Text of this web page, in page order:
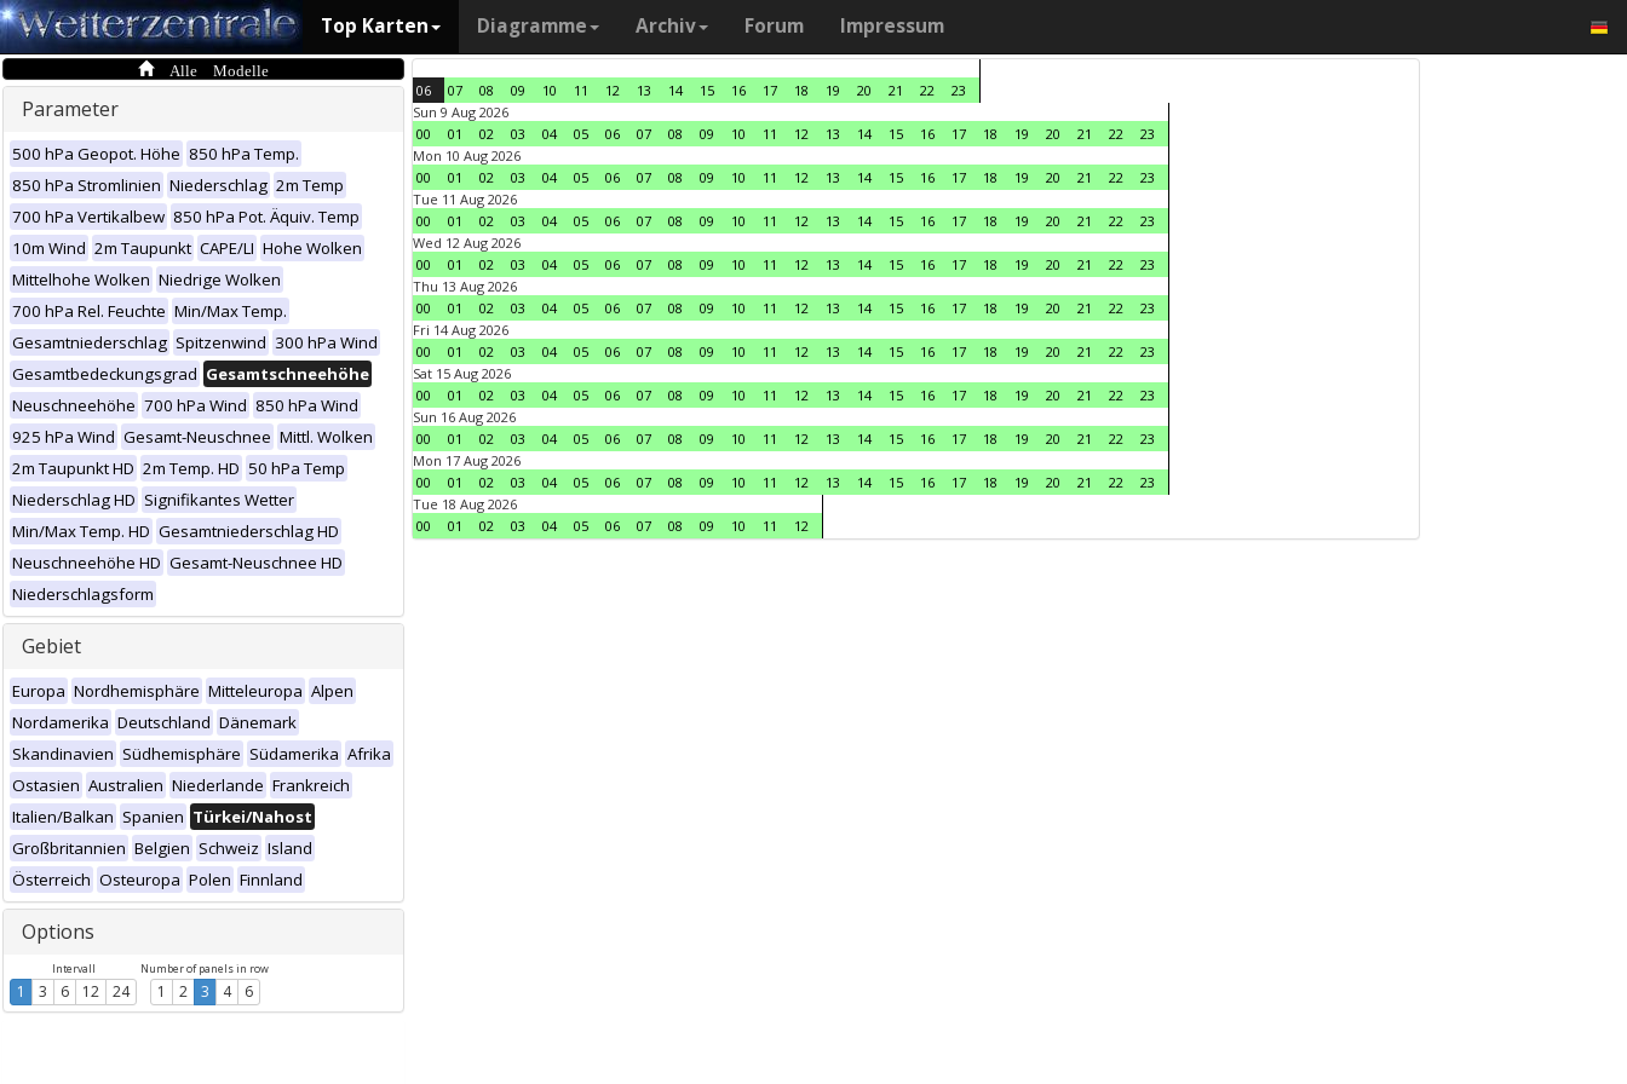
Top Karten Diagramme Archiv Forum Impressum
Alle Modelle
Parameter
500 hPa Geopot. Höhe 850 hPa Temp.
850 hPa Stromlinien Niederschlag 2m Temp
700 hPa Vertikalbew 850 hPa Pot. Äquiv. Temp
10m Wind 2m Taupunkt CAPE/LI Hohe Wolken
Mittelhohe Wolken Niedrige Wolken
700 hPa Rel. Feuchte Min/Max Temp.
Gesamtniederschlag Spitzenwind 300 hPa Wind
Gesamtbedeckungsgrad Gesamtschneehöhe
Neuschneehöhe 700 hPa Wind 850 hPa Wind
925 hPa Wind Gesamt-Neuschnee Mittl. Wolken
2m Taupunkt HD 2m Temp. HD 50 hPa Temp
Niederschlag HD Signifikantes Wetter
Min/Max Temp. HD Gesamtniederschlag HD
Neuschneehöhe HD Gesamt-Neuschnee HD
Niederschlagsform
Gebiet
Europa Nordhemisphäre Mitteleuropa Alpen
Nordamerika Deutschland Dänemark
Skandinavien Südhemisphäre Südamerika Afrika
Ostasien Australien Niederlande Frankreich
Italien/Balkan Spanien Türkei/Nahost
Großbritannien Belgien Schweiz Island
Österreich Osteuropa Polen Finnland
Options
Intervall
1 3 6 12 24
Number of panels in row
1 2 3 4 6
06 07 08 09 10 11 12 13 14 15 16 17 18 19 20 21 22
23
Sun 9 Aug 2026
00
01 02 03 04 05 06 07 08 09 10 11 12 13 14 15 16 17 18 19 20 21 22
23
Mon 10 Aug 2026
00
01 02 03 04 05 06 07 08 09 10 11 12 13 14 15 16 17 18 19 20 21 22
23
Tue 11 Aug 2026
00
01 02 03 04 05 06 07 08 09 10 11 12 13 14 15 16 17 18 19 20 21 22
23
Wed 12 Aug 2026
00
01 02 03 04 05 06 07 08 09 10 11 12 13 14 15 16 17 18 19 20 21 22
23
Thu 13 Aug 2026
00
01 02 03 04 05 06 07 08 09 10 11 12 13 14 15 16 17 18 19 20 21 22
23
Fri 14 Aug 2026
00
01 02 03 04 05 06 07 08 09 10 11 12 13 14 15 16 17 18 19 20 21 22
23
Sat 15 Aug 2026
00
01 02 03 04 05 06 07 08 09 10 11 12 13 14 15 16 17 18 19 20 21 22
23
Sun 16 Aug 2026
00
01 02 03 04 05 06 07 08 09 10 11 12 13 14 15 16 17 18 19 20 21 22
23
Mon 17 Aug 2026
00
01 02 03 04 05 06 07 08 09 10 11 12 13 14 15 16 17 18 19 20 21 22
23
Tue 18 Aug 2026
00
01 02 03 04 05 06 07 08 09 10 11 12